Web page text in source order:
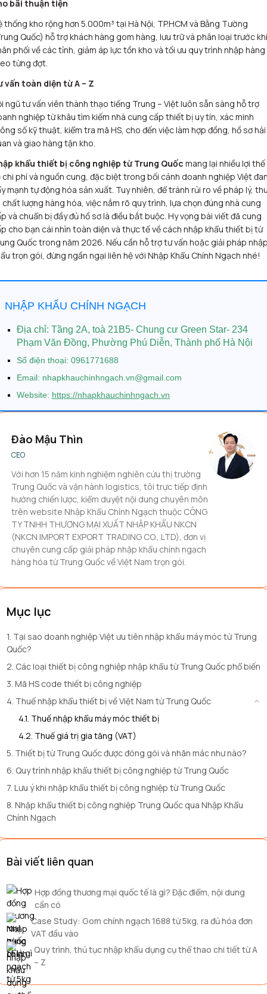
bãi thuận tiện
thống kho rộng hơn 5.000m³ tại Hà Nội, TP.HCM và Bằng Tường
Quốc) hỗ trợ khách hàng gom hàng, lưu trữ và phân loại trước khi
phối về các tỉnh, giảm áp lực tồn kho và tối ưu quy trình nhập hàng
từng đợt.
vấn toàn diện từ A – Z
ngũ tư vấn viên thành thạo tiếng Trung – Việt luôn sẵn sàng hỗ trợ
nghiệp từ khâu tìm kiếm nhà cung cấp thiết bị uy tín, xác minh
số kỹ thuật, kiểm tra mã HS, cho đến việc làm hợp đồng, hồ sơ hải
và giao hàng tận kho.
khẩu thiết bị công nghiệp từ Trung Quốc mang lại nhiều lợi thế
chi phí và nguồn cung, đặc biệt trong bối cảnh doanh nghiệp Việt
mạnh tự động hóa sản xuất. Tuy nhiên, để tránh rủi ro về pháp lý,
chất lượng hàng hóa, việc nắm rõ quy trình, lựa chọn đúng nhà cung
và chuẩn bị đầy đủ hồ sơ là điều bắt buộc. Hy vọng bài viết đã cung
cho bạn cái nhìn toàn diện và thực tế về cách nhập khẩu thiết bị từ
Quốc trong năm 2026. Nếu cần hỗ trợ tư vấn hoặc giải pháp
trọn gói, đừng ngần ngại liên hệ với Nhập Khẩu Chính Ngạch nhé!
NHẬP KHẨU CHÍNH NGẠCH
Địa chỉ: Tầng 2A, toà 21B5- Chung cư Green Star- 234
Phạm Văn Đồng, Phường Phú Diễn, Thành phố Hà Nội
Số điện thoại: 0961771688
Email: nhapkhauchinhngach.vn@gmail.com
Website: https://nhapkhauchinhngach.vn
Đào Mậu Thìn
CEO
Với hơn 15 năm kinh nghiệm nghiên cứu thị trường
Trung Quốc và vận hành logistics, tôi trực tiếp định
hướng chiến lược, kiểm duyệt nội dung chuyên môn
trên website Nhập Khẩu Chính Ngạch thuộc CÔNG
TY TNHH THƯƠNG MẠI XUẤT NHẬP KHẨU NKCN
(NKCN IMPORT EXPORT TRADING CO., LTD), đơn vị
chuyên cung cấp giải pháp nhập khẩu chính ngạch
hàng hóa từ Trung Quốc về Việt Nam trọn gói.
Mục lục
1. Tại sao doanh nghiệp Việt ưu tiên nhập khẩu máy móc từ Trung
Quốc?
2. Các loại thiết bị công nghiệp nhập khẩu từ Trung Quốc phổ biến
3. Mã HS code thiết bị công nghiệp
4. Thuế nhập khẩu thiết bị về Việt Nam từ Trung Quốc
4.1. Thuế nhập khẩu máy móc thiết bị
4.2. Thuế giá trị gia tăng (VAT)
5. Thiết bị từ Trung Quốc được đóng gói và nhãn mác như nào?
6. Quy trình nhập khẩu thiết bị công nghiệp từ Trung Quốc
7. Lưu ý khi nhập khẩu thiết bị công nghiệp từ Trung Quốc
8. Nhập khẩu thiết bị công nghiệp Trung Quốc qua Nhập Khẩu
Chính Ngạch
Bài viết liên quan
Hợp đồng thương mại quốc tế là gì? Đặc điểm, nội dung
cần có
Case Study: Gom chính ngạch 1688 từ 5kg, ra đủ hóa đơn
VAT đầu vào
Quy trình, thủ tục nhập khẩu dụng cụ thể thao chi tiết từ A
– Z